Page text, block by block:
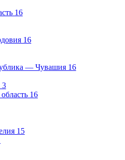
16
16
— Чувашия 16
3
16
15